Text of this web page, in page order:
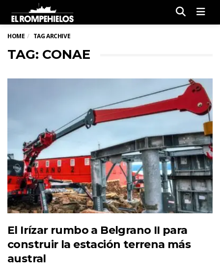
HOME TAG ARCHIVE
TAG: CONAE
El Irízar rumbo a Belgrano II para
construir la estación terrena más
austral